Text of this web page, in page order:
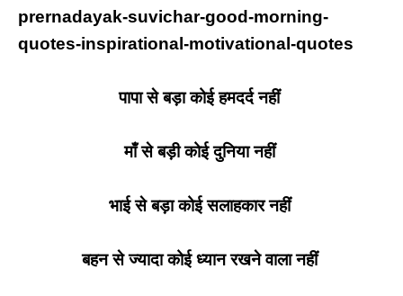
prernadayak-suvichar-good-morning-
quotes-inspirational-motivational-quotes
पापा से बड़ा कोई हमदर्द नहीं
माँ से बड़ी कोई दुनिया नहीं
भाई से बड़ा कोई सलाहकार नहीं
बहन से ज्यादा कोई ध्यान रखने वाला नहीं